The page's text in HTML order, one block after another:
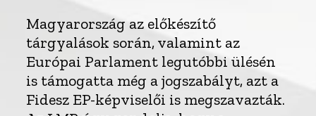
Magyarország az előkészítő
tárgyalások során, valamint az
Európai Parlament legutóbbi ülésén
is támogatta még a jogszabályt, azt a
Fidesz EP-képviselői is megszavazták.